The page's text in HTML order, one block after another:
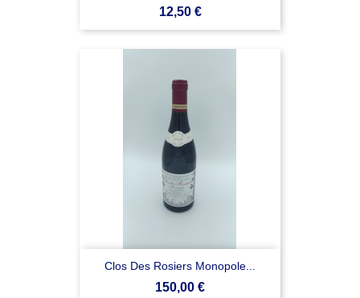
Prezzo
12,50 €
Clos Des Rosiers Monopole...
Prezzo
150,00 €